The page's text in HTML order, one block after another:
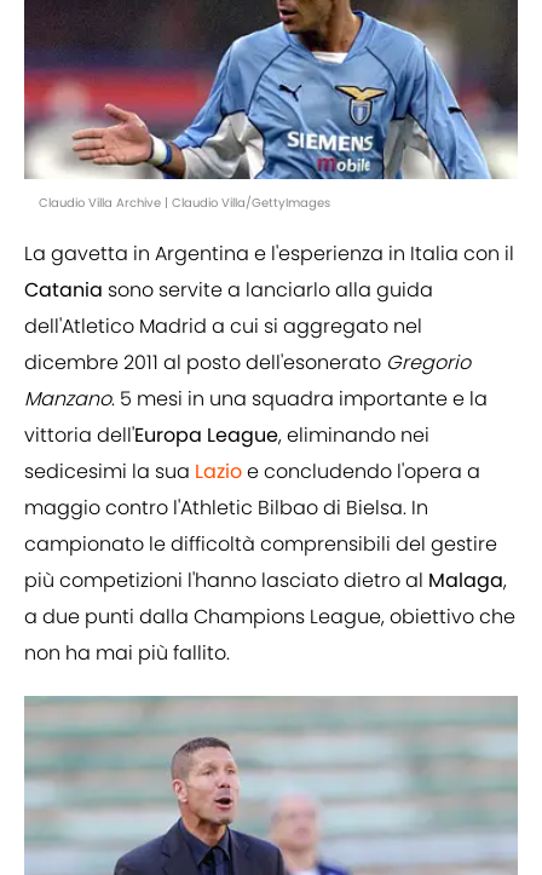
Claudio Villa Archive | Claudio Villa/GettyImages
La gavetta in Argentina e l'esperienza in Italia con il
Catania sono servite a lanciarlo alla guida
dell'Atletico Madrid a cui si aggregato nel
dicembre 2011 al posto dell'esonerato Gregorio
Manzano. 5 mesi in una squadra importante e la
vittoria dell'Europa League, eliminando nei
sedicesimi la sua Lazioe concludendo l'opera a
maggio contro l'Athletic Bilbao di Bielsa. In
campionato le difficoltà comprensibili del gestire
più competizioni l'hanno lasciato dietro al Malaga,
a due punti dalla Champions League, obiettivo che
non ha mai più fallito.